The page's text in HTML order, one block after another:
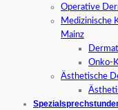
Operative
Medizinische
Mainz
Onko-
Ästhetische